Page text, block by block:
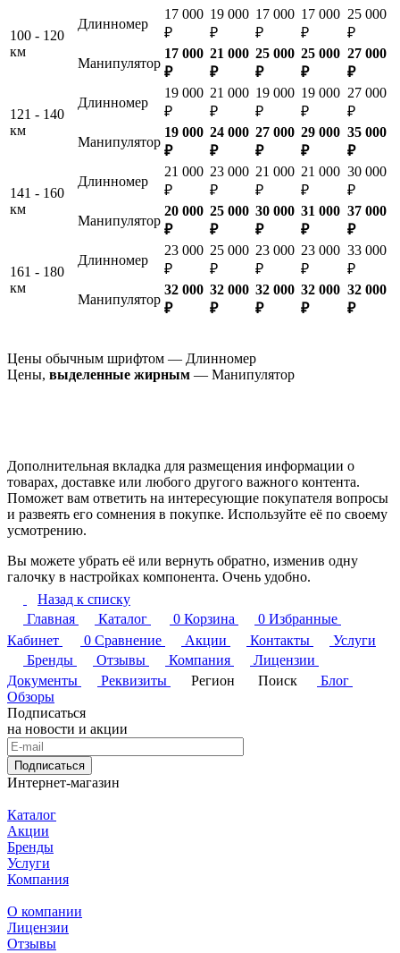
100 - 120
км
Длинномер
17 000
₽
19 000
₽
17 000
₽
17 000
₽
25 000
₽
Манипулятор
17 000
₽
21 000
₽
25 000
₽
25 000
₽
27 000
₽
121 - 140
км
Длинномер
19 000
₽
21 000
₽
19 000
₽
19 000
₽
27 000
₽
Манипулятор
19 000
₽
24 000
₽
27 000
₽
29 000
₽
35 000
₽
141 - 160
км
Длинномер
21 000
₽
23 000
₽
21 000
₽
21 000
₽
30 000
₽
Манипулятор
20 000
₽
25 000
₽
30 000
₽
31 000
₽
37 000
₽
161 - 180
км
Длинномер
23 000
₽
25 000
₽
23 000
₽
23 000
₽
33 000
₽
Манипулятор
32 000
₽
32 000
₽
32 000
₽
32 000
₽
32 000
₽
Цены обычным шрифтом — Длинномер
Цены, выделенные жирным — Манипулятор
Дополнительная вкладка для размещения информации о
товарах, доставке или любого другого важного контента.
Поможет вам ответить на интересующие покупателя вопросы
и развеять его сомнения в покупке. Используйте её по своему
усмотрению.
Вы можете убрать её или вернуть обратно, изменив одну
галочку в настройках компонента. Очень удобно.
Назад к списку
Главная
Каталог 0 Корзина 0 Избранные
Кабинет
0 Сравнение Акции Контакты
Услуги
Бренды
Отзывы Компания
Лицензии
Документы
Реквизиты Регион Поиск
Блог
Обзоры
Подписаться
на новости и акции
Подписаться
Интернет-магазин
Каталог
Акции
Бренды
Услуги
Компания
О компании
Лицензии
Отзывы